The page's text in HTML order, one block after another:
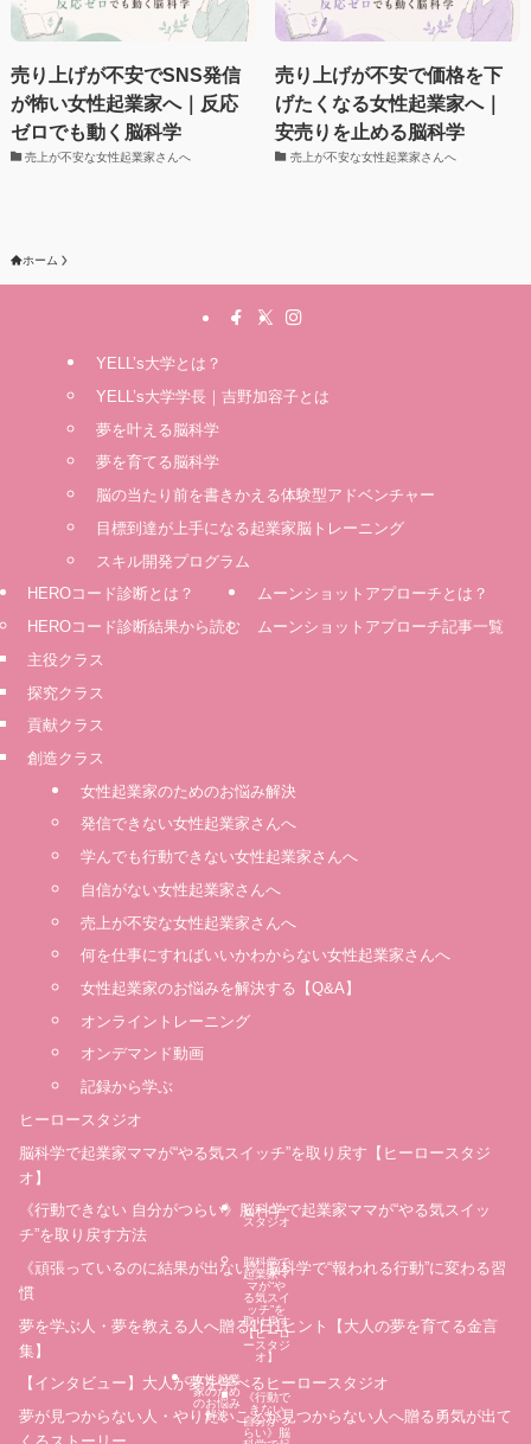
売り上げが不安でSNS発信
が怖い女性起業家へ｜反応
ゼロでも動く脳科学
売上が不安な女性起業家さんへ
売り上げが不安で価格を下
げたくなる女性起業家へ｜
安売りを止める脳科学
売上が不安な女性起業家さんへ
ホーム
YELL’s大学とは？
YELL’s大学学長｜吉野加容子とは
夢を叶える脳科学
夢を育てる脳科学
脳の当たり前を書きかえる体験型アドベンチャー
⽬標到達が上⼿になる起業家脳トレーニング
スキル開発プログラム
HEROコード診断とは？
HEROコード診断結果から読む
主役クラス
探究クラス
貢献クラス
創造クラス
ムーンショットアプローチとは？
ムーンショットアプローチ記事一覧
女性起業家のためのお悩み解決
発信できない女性起業家さんへ
学んでも行動できない女性起業家さんへ
自信がない女性起業家さんへ
売上が不安な女性起業家さんへ
何を仕事にすればいいかわからない女性起業家さんへ
女性起業家のお悩みを解決する【Q&A】
オンライントレーニング
オンデマンド動画
記録から学ぶ
ヒーロースタジオ
脳科学で起業家ママが“やる気スイッチ”を取り戻す【ヒーロースタジ
オ】
《行動できない 自分がつらい》脳科学で起業家ママが“やる気スイッ
チ”を取り戻す方法
《頑張っているのに結果が出ない》脳科学で“報われる行動”に変わる習
慣
夢を学ぶ人・夢を教える人へ贈る1日1ヒント【大人の夢を育てる金言
集】
【インタビュー】大人が夢を学べるヒーロースタジオ
夢が見つからない人・やりたいことが見つからない人へ贈る勇気が出て
女性起業
家のため
のお悩み
解決
ヒーロー
スタジオ
脳科学で
起業家マ
マが“や
る気スイ
ッチ”を
取り戻す
【ヒーロ
ースタジ
オ】
《行動で
きない
自分がつ
らい》脳